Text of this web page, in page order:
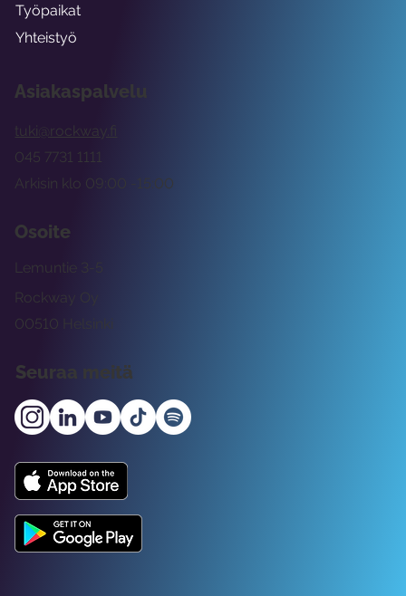
Asiakaspalvelu
tuki@rockway.fi
Arkisin klo 09:00 -15:00
045 7731 1111
Osoite
Rockway Oy
Lemuntie 3-5
00510 Helsinki
Seuraa meitä
Työpaikat
Yhteistyö